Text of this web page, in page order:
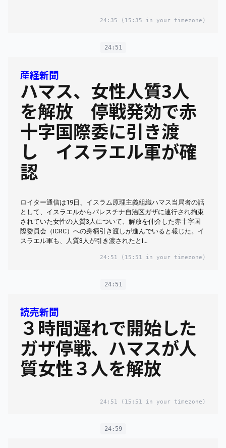
24:35 (15:35 in your timezone)
24:51
産経新聞
ハマス、女性人質3人
を解放 停戦発効で赤
十字国際委に引き渡
し イスラエル軍が確
認
ロイター通信は19日、イスラム原理主義組織ハマス当局者の話
として、イスラエルからパレスチナ自治区ガザに連行され拘束
されていた女性の人質3人について、解放を仲介した赤十字国
際委員会（ICRC）への身柄引き渡しが進んでいると報じた。イ
スラエル軍も、人質3人が引き渡されたとI…
24:51 (15:51 in your timezone)
24:51
読売新聞
３時間遅れで開始した
ガザ停戦、ハマスが人
質女性３人を解放
24:51 (15:51 in your timezone)
24:59